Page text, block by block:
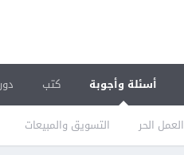
أسئلة وأجوبة
العمل الحر التسويق والمبيعات
كتب